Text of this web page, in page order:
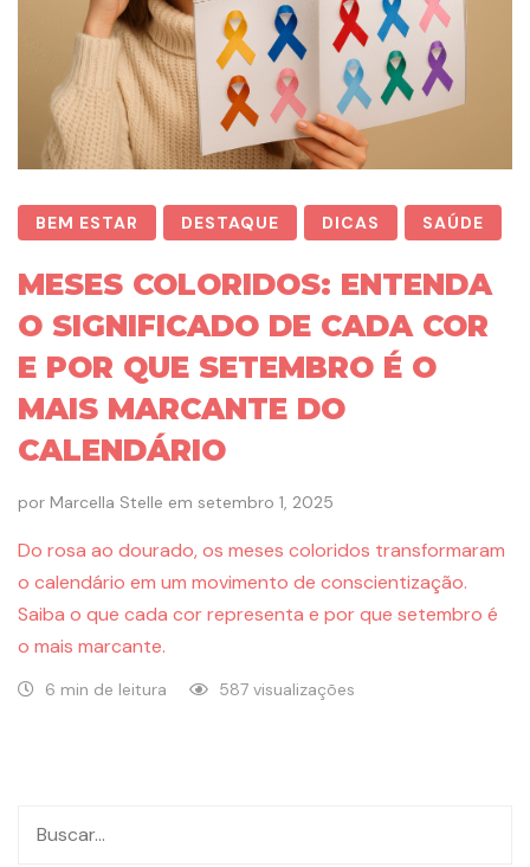
BEM ESTAR DESTAQUE DICAS SAÚDE
MESES COLORIDOS: ENTENDA
O SIGNIFICADO DE CADA COR
E POR QUE SETEMBRO É O
MAIS MARCANTE DO
CALENDÁRIO
por Marcella Stelle em setembro 1, 2025
Do rosa ao dourado, os meses coloridos transformaram
o calendário em um movimento de conscientização.
Saiba o que cada cor representa e por que setembro é
o mais marcante.
6 min de leitura 587 visualizações